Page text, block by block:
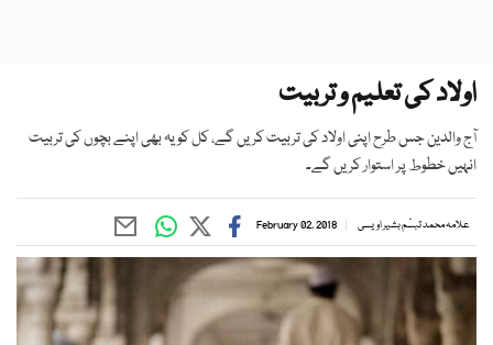
اولاد کی تعلیم و تربیت
آج والدین جس طرح اپنی اولاد کی تربیت کریں گے، کل کو یہ بھی اپنے بچوں کی تربیت
انہیں خطوط پر استوار کریں گے۔
علامہ محمد تبسّم بشیر اویسی February 02, 2018